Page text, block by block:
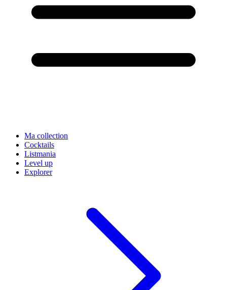
Ma collection
Cocktails
Listmania
Level up
Explorer